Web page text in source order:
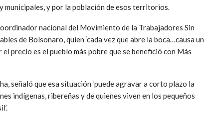
y por la población de esos territorios.
nacional del Movimiento de la Trabajadores Sin
de Bolsonaro, quien ‘cada vez que abre la boca…causa un
precio es el pueblo más pobre que se benefició con Más
señaló que esa situación ‘puede agravar a corto plazo la
indígenas, ribereñas y de quienes viven en los pequeños